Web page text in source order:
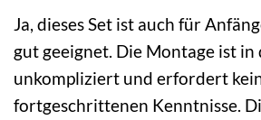
Ja, dieses Set ist auch für
gut geeignet. Die Montage ist in
unkompliziert und erfordert
fortgeschrittenen Kenntnisse.